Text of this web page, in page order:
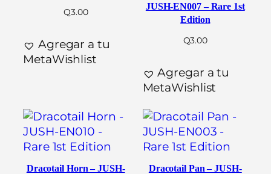
Q3.00
Agregar a tu
MetaWishlist
JUSH-EN007 – Rare 1st
Edition
Q3.00
Agregar a tu
MetaWishlist
Dracotail Horn – JUSH-
Dracotail Pan – JUSH-